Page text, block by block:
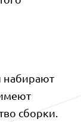
набирают
сборки.